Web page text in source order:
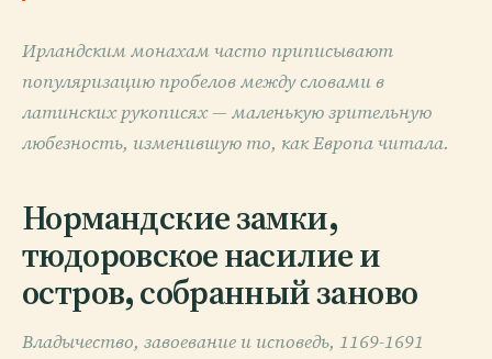
Ирландским монахам часто приписывают
популяризацию пробелов между словами в
латинских рукописях — маленькую зрительную
любезность, изменившую то, как Европа читала.
Нормандские замки,
тюдоровское насилие и
остров, собранный заново
Владычество, завоевание и исповедь, 1169-1691